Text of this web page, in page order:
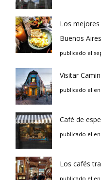
Los mejores
Buenos
publicado el
Visitar
publicado el
Café de
publicado el
Los cafés
publicado el